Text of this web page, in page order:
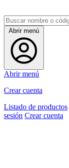
Abrir menú
Abrir menú
Crear cuenta
Listado de productos
sesión Crear cuenta